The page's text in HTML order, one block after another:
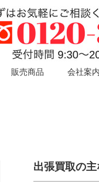
販売商品 会社案内
出張買取の